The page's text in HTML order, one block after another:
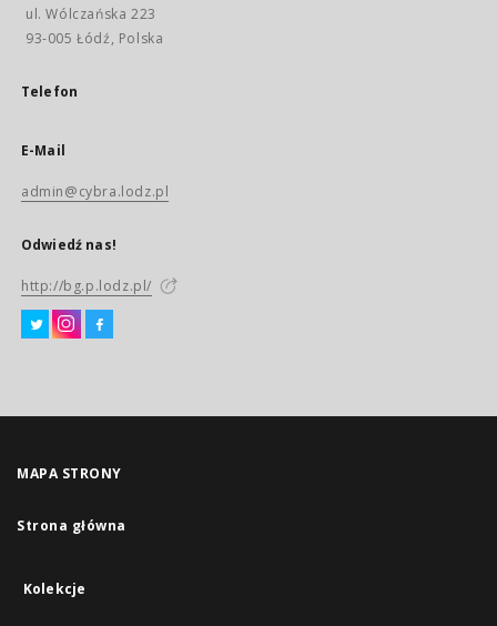
ul. Wólczańska 223
93-005 Łódź, Polska
Telefon
E-Mail
admin@cybra.lodz.pl
Odwiedź nas!
http://bg.p.lodz.pl/
MAPA STRONY
Strona główna
Kolekcje